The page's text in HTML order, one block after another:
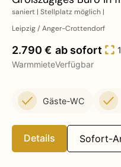
saniert | Stellplatz möglich |
Leipzig / Anger-Crottendorf
2.790 €
Warmmiete
ab sofort
Verfügbar
Gäste-WC
Details Sofort-